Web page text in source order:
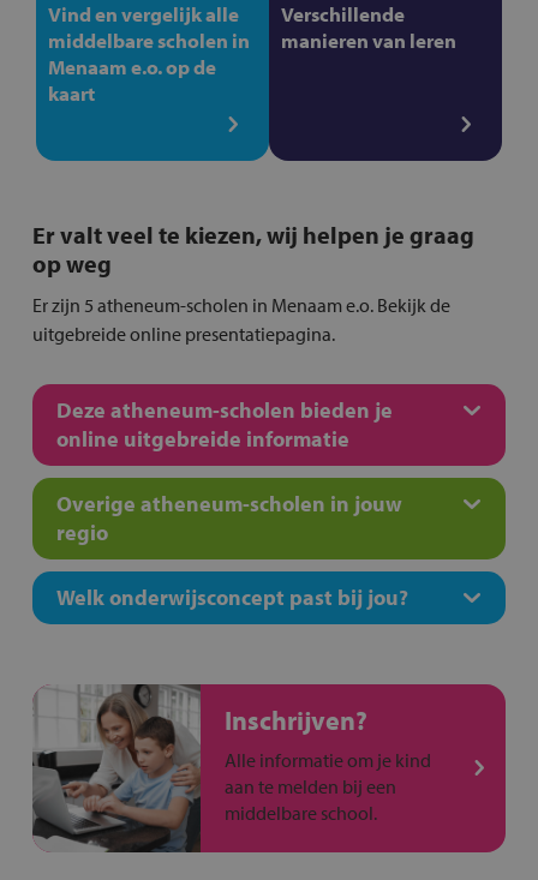
Vind en vergelijk alle
middelbare scholen in
Menaam e.o. op de
kaart
Verschillende
manieren van leren
Er valt veel te kiezen, wij helpen je graag
op weg
Er zijn 5 atheneum-scholen in Menaam e.o. Bekijk de
uitgebreide online presentatiepagina.
Deze atheneum-scholen bieden je
online uitgebreide informatie
Overige atheneum-scholen in jouw
regio
Welk onderwijsconcept past bij jou?
Inschrijven?
Alle informatie om je kind
aan te melden bij een
middelbare school.